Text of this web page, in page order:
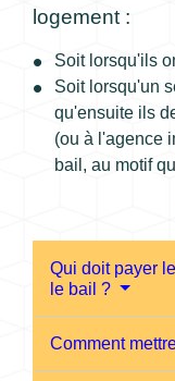
logement :
Soit lorsqu'ils
Soit lorsqu'un
qu'ensuite ils
(ou à l'agence
bail, au motif
Qui doit payer
le bail ?
Comment